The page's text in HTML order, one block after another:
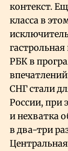
контекст.
класса в
РБК в
СНГ стали
России, при
и нехватка
в два-три